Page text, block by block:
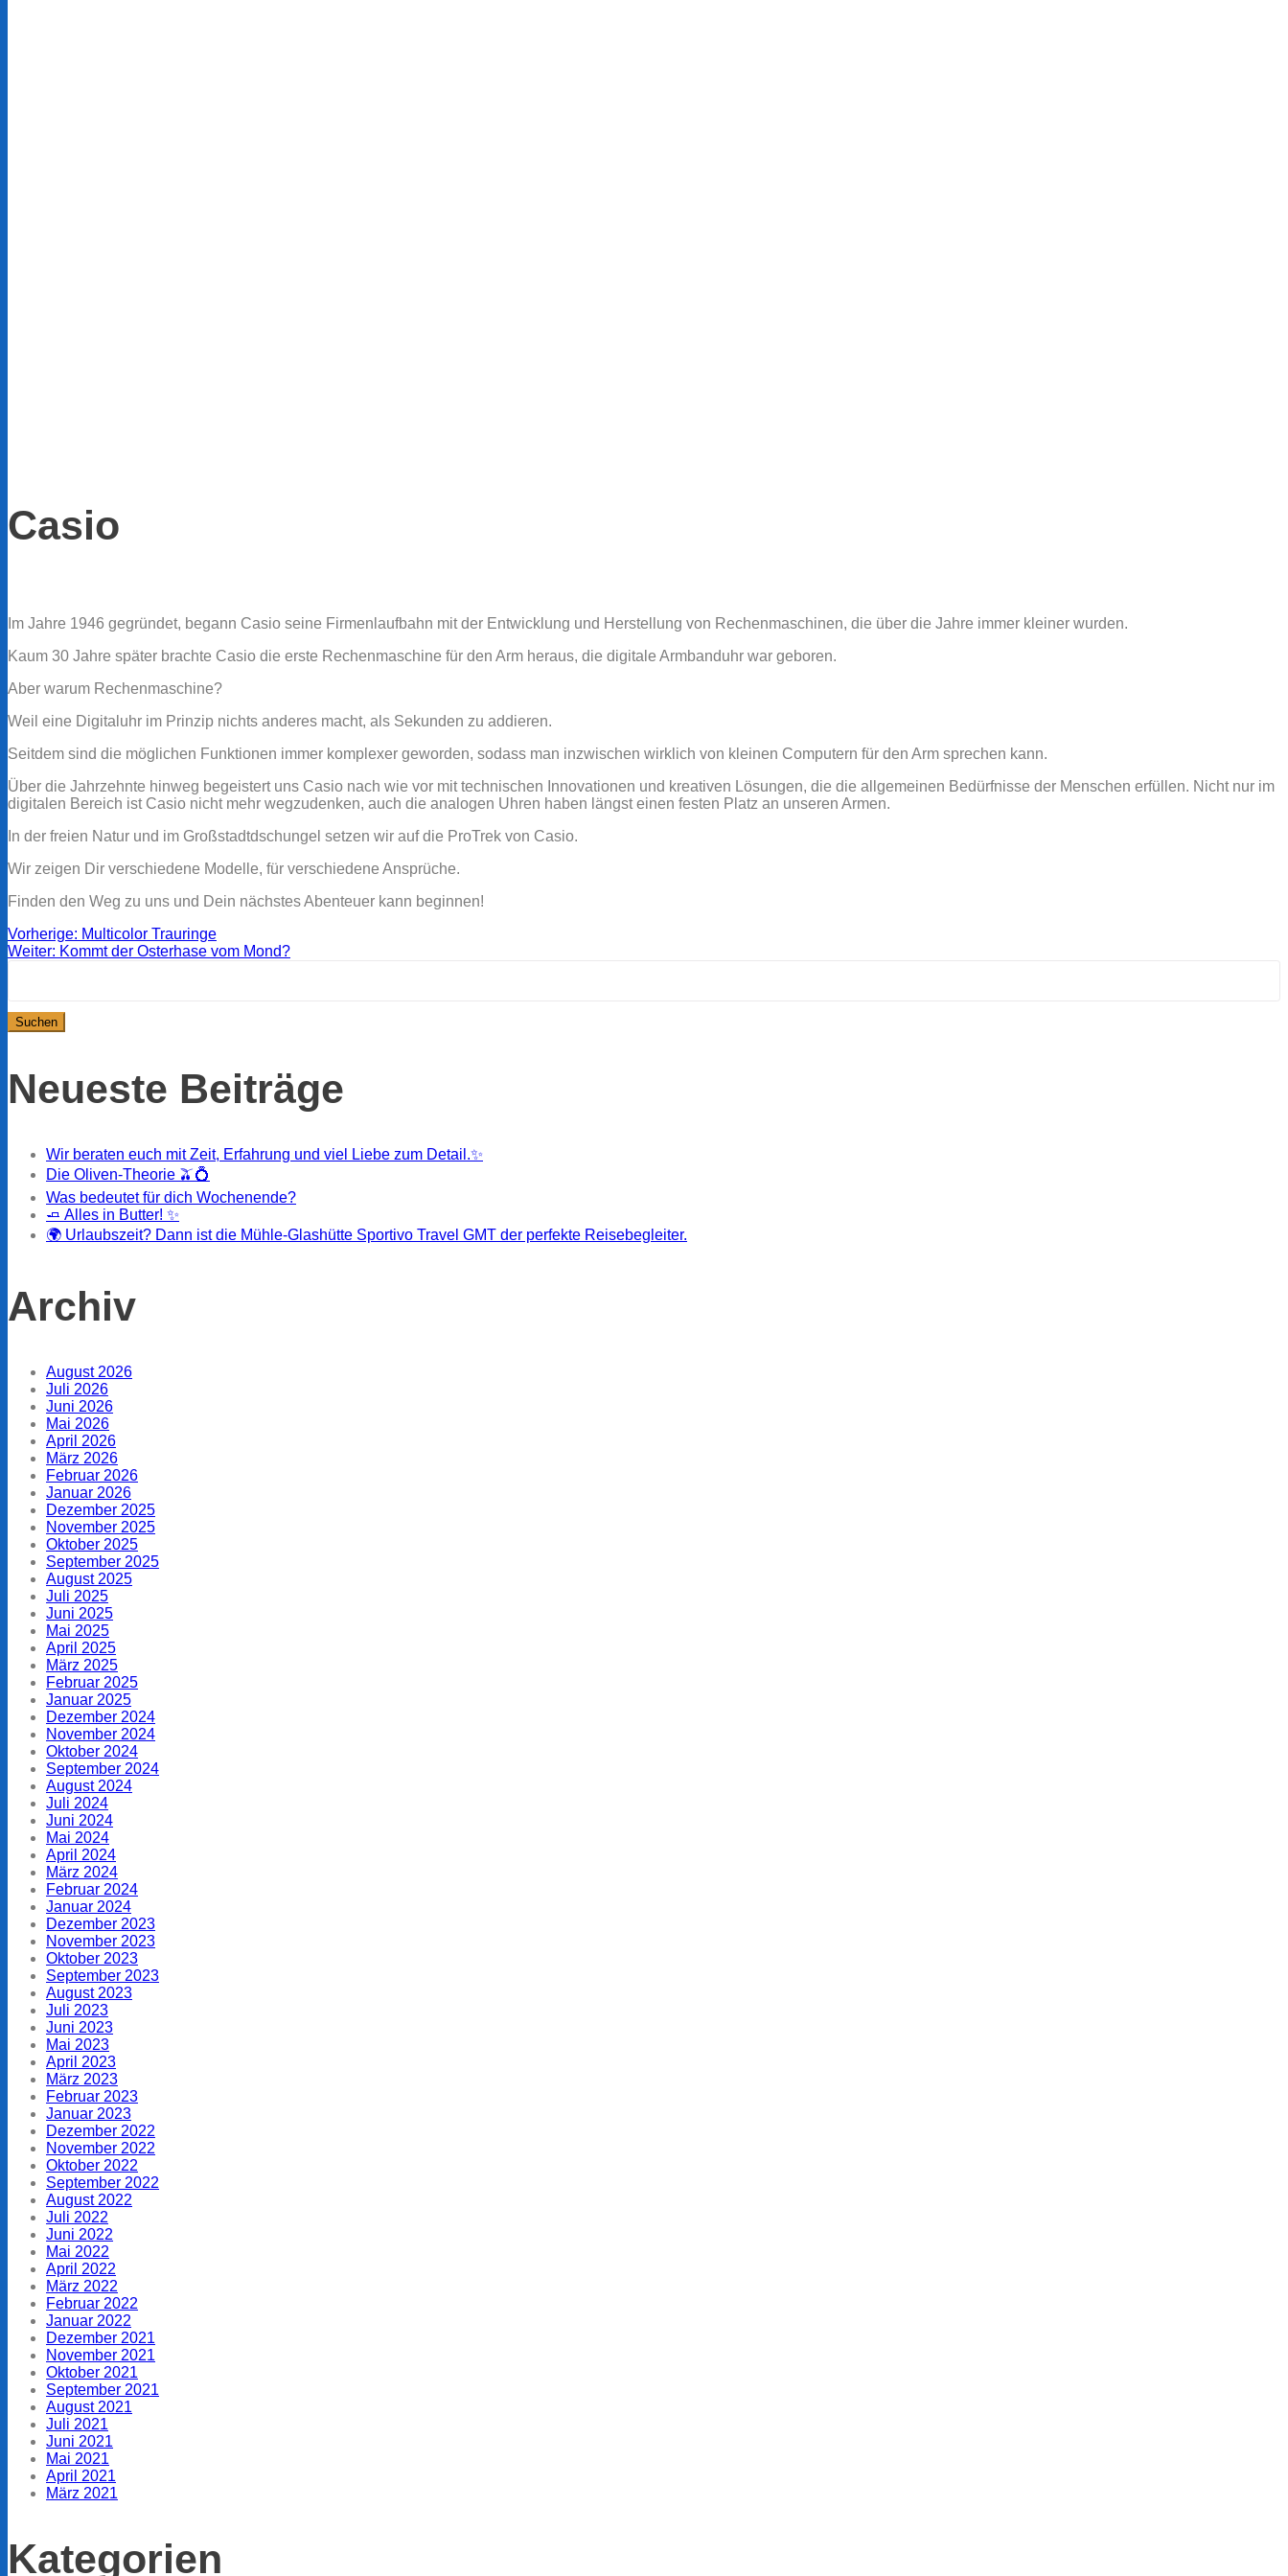
Casio
Im Jahre 1946 gegründet, begann Casio seine Firmenlaufbahn mit der Entwicklung und Herstellung von Rechenmaschinen, die über die Jahre immer kleiner wurden.
Kaum 30 Jahre später brachte Casio die erste Rechenmaschine für den Arm heraus, die digitale Armbanduhr war geboren.
Aber warum Rechenmaschine?
Weil eine Digitaluhr im Prinzip nichts anderes macht, als Sekunden zu addieren.
Seitdem sind die möglichen Funktionen immer komplexer geworden, sodass man inzwischen wirklich von kleinen Computern für den Arm sprechen kann.
Über die Jahrzehnte hinweg begeistert uns Casio nach wie vor mit technischen Innovationen und kreativen Lösungen, die die allgemeinen Bedürfnisse der Menschen erfüllen. Nicht nur im
digitalen Bereich ist Casio nicht mehr wegzudenken, auch die analogen Uhren haben längst einen festen Platz an unseren Armen.
In der freien Natur und im Großstadtdschungel setzen wir auf die ProTrek von Casio.
Wir zeigen Dir verschiedene Modelle, für verschiedene Ansprüche.
Finden den Weg zu uns und Dein nächstes Abenteuer kann beginnen!
Beitragsnavigation
Vorherige: Vorheriger
Beitrag:
Multicolor Trauringe
Weiter: Nächster
Kommt der Osterhase vom Mond?
Neueste Beiträge
Wir beraten euch mit Zeit, Erfahrung und viel Liebe zum Detail.✨
Die Oliven-Theorie 🫒💍
Was bedeutet für dich Wochenende?
🧈 Alles in Butter! ✨
🌍 Urlaubszeit? Dann ist die Mühle-Glashütte Sportivo Travel GMT der perfekte Reisebegleiter.
Archiv
August 2026
Juli 2026
Juni 2026
Mai 2026
April 2026
März 2026
Februar 2026
Januar 2026
Dezember 2025
November 2025
Oktober 2025
September 2025
August 2025
Juli 2025
Juni 2025
Mai 2025
April 2025
März 2025
Februar 2025
Januar 2025
Dezember 2024
November 2024
Oktober 2024
September 2024
August 2024
Juli 2024
Juni 2024
Mai 2024
April 2024
März 2024
Februar 2024
Januar 2024
Dezember 2023
November 2023
Oktober 2023
September 2023
August 2023
Juli 2023
Juni 2023
Mai 2023
April 2023
März 2023
Februar 2023
Januar 2023
Dezember 2022
November 2022
Oktober 2022
September 2022
August 2022
Juli 2022
Juni 2022
Mai 2022
April 2022
März 2022
Februar 2022
Januar 2022
Dezember 2021
November 2021
Oktober 2021
September 2021
August 2021
Juli 2021
Juni 2021
Mai 2021
April 2021
März 2021
Kategorien